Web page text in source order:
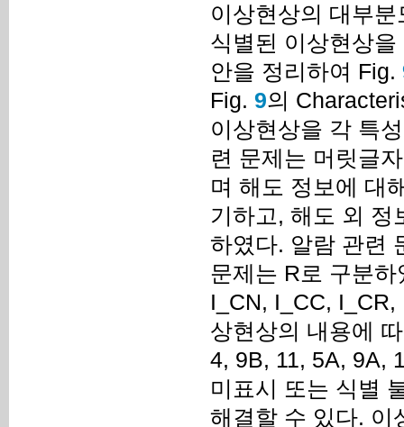
이상현상의 대부
식별된 이상현상
안을 정리하여 Fig.
Fig. 9의
이상현상을 각 특
련 문제는 머릿글
며 해도 정보에 대
기하고, 해도 외 정
하였다. 알람 관련
문제는 R로 구분
I_CN, I_CC,
상현상의 내용에
4, 9B, 11, 5A, 9A,
미표시 또는 식별
해결할 수 있다. 이